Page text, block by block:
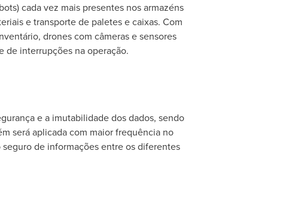
cada vez mais presentes nos armazéns
e transporte de paletes e caixas. Com
drones com câmeras e sensores
de interrupções na operação.
e a imutabilidade dos dados, sendo
será aplicada com maior frequência no
de informações entre os diferentes